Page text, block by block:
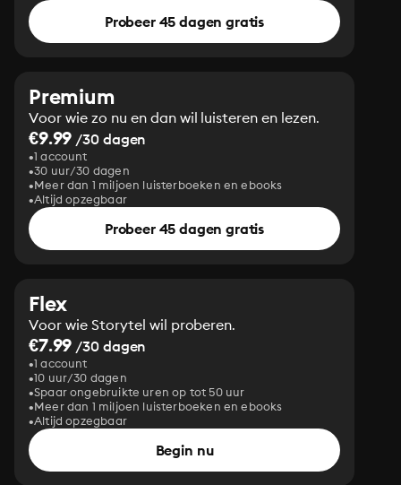
Probeer 45 dagen gratis
Premium
Voor wie zo nu en dan wil luisteren en lezen.
€9.99 /30 dagen
1 account
30 uur/30 dagen
Meer dan 1 miljoen luisterboeken en ebooks
Altijd opzegbaar
Probeer 45 dagen gratis
Flex
Voor wie Storytel wil proberen.
€7.99 /30 dagen
1 account
10 uur/30 dagen
Spaar ongebruikte uren op tot 50 uur
Meer dan 1 miljoen luisterboeken en ebooks
Altijd opzegbaar
Begin nu